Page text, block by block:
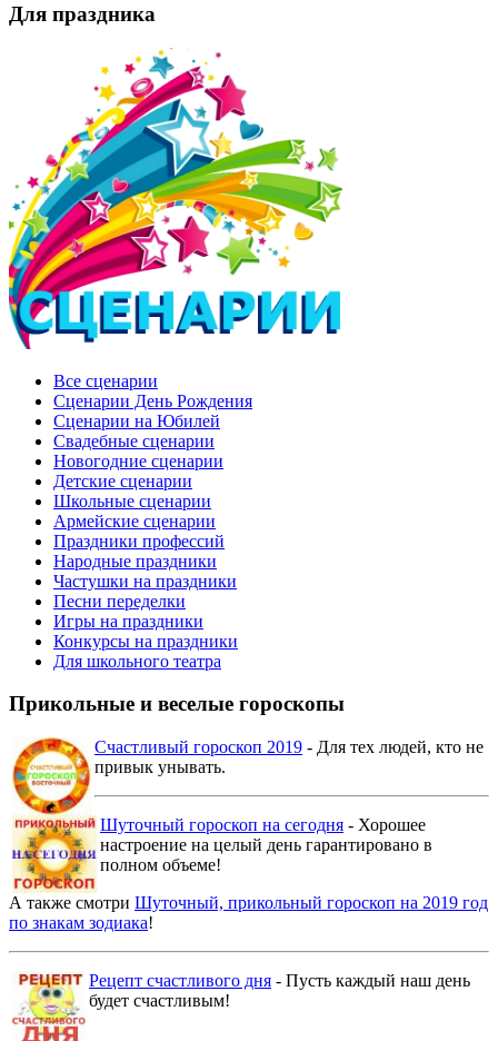
Для праздника
Все сценарии
Сценарии День Рождения
Сценарии на Юбилей
Свадебные сценарии
Новогодние сценарии
Детские сценарии
Школьные сценарии
Армейские сценарии
Праздники профессий
Народные праздники
Частушки на праздники
Песни переделки
Игры на праздники
Конкурсы на праздники
Для школьного театра
Прикольные и веселые гороскопы
Счастливый гороскоп 2019 - Для тех людей, кто не
привык унывать.
Шуточный гороскоп на сегодня - Хорошее
настроение на целый день гарантировано в
полном объеме!
А также смотри Шуточный, прикольный гороскоп на 2019 год
по знакам зодиака!
Рецепт счастливого дня - Пусть каждый наш день
будет счастливым!